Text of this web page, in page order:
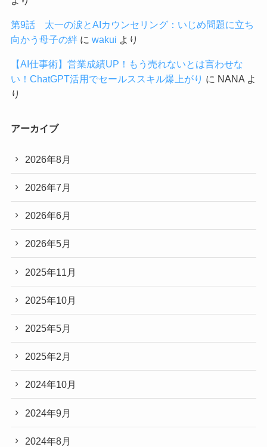
第9話 太一の涙とAIカウンセリング：いじめ問題に立ち
向かう母子の絆に wakui より
【AI仕事術】営業成績UP！もう売れないとは言わせな
い！ChatGPT活用でセールススキル爆上がり に NANAよ
り
アーカイブ
2026年8月
2026年7月
2026年6月
2026年5月
2025年11月
2025年10月
2025年5月
2025年2月
2024年10月
2024年9月
2024年8月